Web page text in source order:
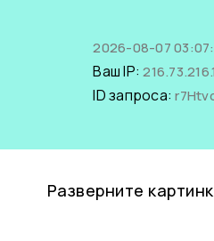
2026-08-07
Ваш IP:
ID запроса:
Разверните